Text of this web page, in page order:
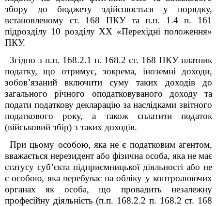
збору до бюджету здійснюється у порядку,
встановленому ст. 168 ПКУ та п.п. 1.4 п. 161
підрозділу 10 розділу XX «Перехідні положення»
ПКУ.
Згідно з п.п. 168.2.1 п. 168.2 ст. 168 ПКУ платник
податку, що отримує, зокрема, іноземні доходи,
зобов’язаний включити суму таких доходів до
загального річного оподатковуваного доходу та
подати податкову декларацію за наслідками звітного
податкового року, а також сплатити податок
(військовий збір) з таких доходів.
При цьому особою, яка не є податковим агентом,
вважається нерезидент або фізична особа, яка не має
статусу суб’єкта підприємницької діяльності або не
є особою, яка перебуває на обліку у контролюючих
органах як особа, що провадить незалежну
професійну діяльність (п.п. 168.2.2 п. 168.2 ст. 168